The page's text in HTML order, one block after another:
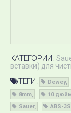
КАТЕГОРИИ:
вставки) для
ТЕГИ: Dewey
8mm
10
Sauer
ABS-